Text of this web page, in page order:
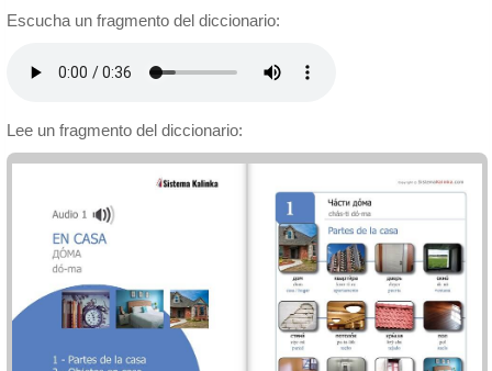
Escucha un fragmento del diccionario:
Lee un fragmento del diccionario: